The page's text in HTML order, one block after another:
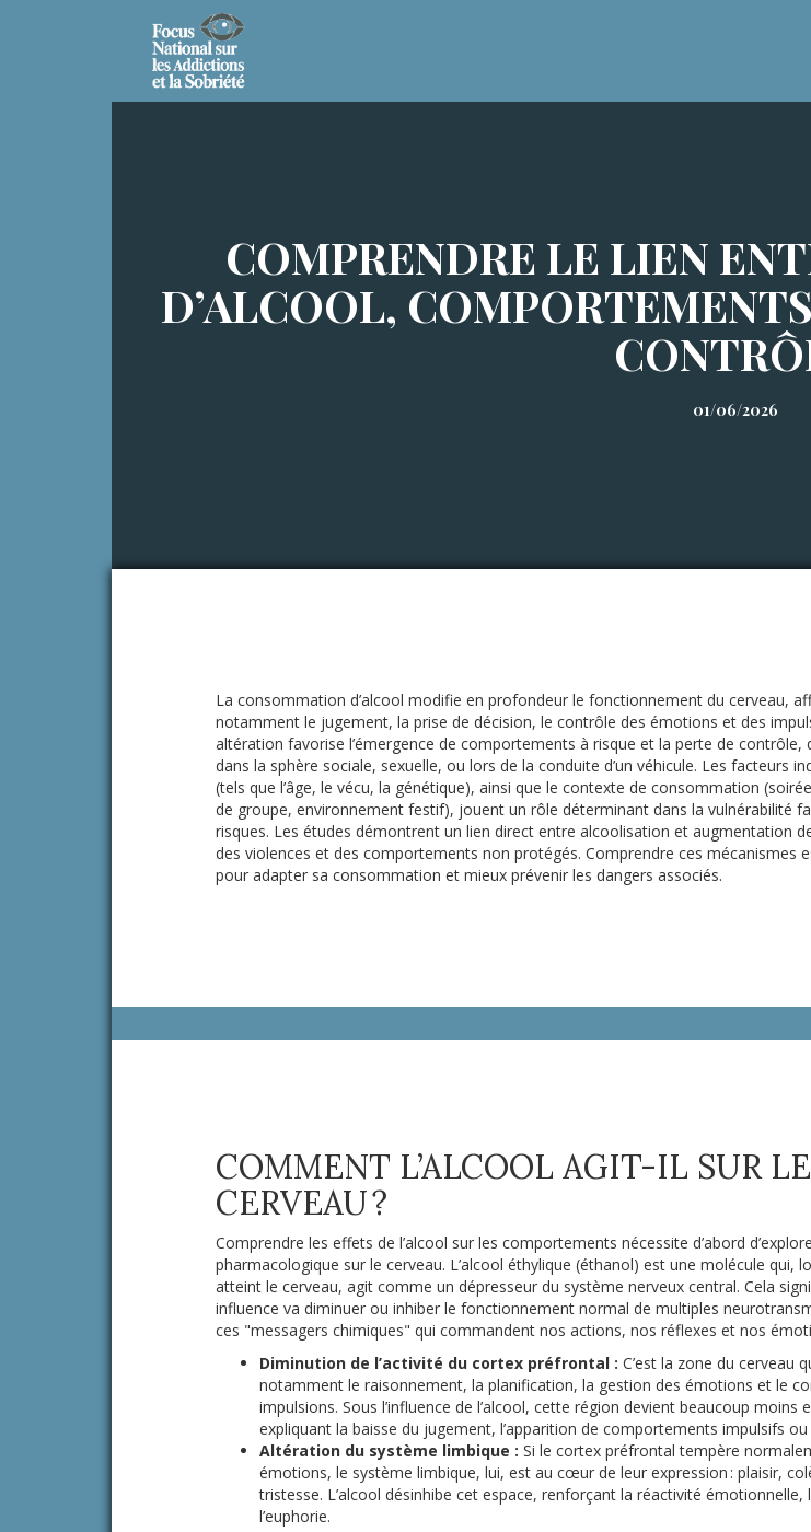
COMPRENDRE LE LIEN
D’ALCOOL,
01/06/2026
La consommation d’alcool modifie en profondeur le fonctionnement du cerveau,
notamment le jugement, la prise de décision, le contrôle des émotions et des
altération favorise l’émergence de comportements à risque et la perte de contrôle,
dans la sphère sociale, sexuelle, ou lors de la conduite d’un véhicule. Les facteurs
(tels que l’âge, le vécu, la génétique), ainsi que le contexte de consommation
de groupe, environnement festif), jouent un rôle déterminant dans la vulnérabilité
risques. Les études démontrent un lien direct entre alcoolisation et augmentation
des violences et des comportements non protégés. Comprendre ces mécanismes
pour adapter sa consommation et mieux prévenir les dangers associés.
COMMENT L’ALCOOL AGIT-IL SUR LE
CERVEAU ?
Comprendre les effets de l’alcool sur les comportements nécessite d’abord
pharmacologique sur le cerveau. L’alcool éthylique (éthanol) est une molécule qui,
atteint le cerveau, agit comme un dépresseur du système nerveux central. Cela
influence va diminuer ou inhiber le fonctionnement normal de multiples
ces "messagers chimiques" qui commandent nos actions, nos réflexes et nos
Diminution de l’activité du cortex préfrontal : C’est la zone du cerveau
notamment le raisonnement, la planification, la gestion des émotions et le
impulsions. Sous l’influence de l’alcool, cette région devient beaucoup moins
expliquant la baisse du jugement, l’apparition de comportements impulsifs ou
Altération du système limbique : Si le cortex préfrontal tempère
émotions, le système limbique, lui, est au cœur de leur expression : plaisir,
tristesse. L’alcool désinhibe cet espace, renforçant la réactivité émotionnelle,
l’euphorie.